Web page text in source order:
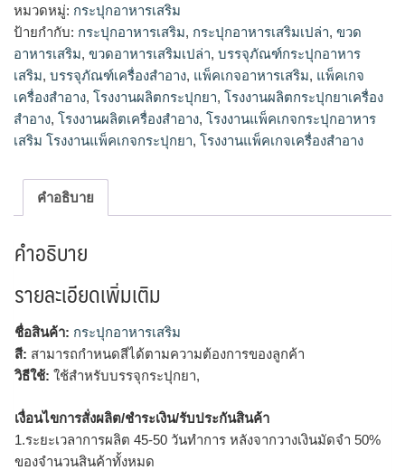
หมวดหมู่: กระปุกอาหารเสริม
ป้ายกำกับ: กระปุกอาหารเสริม, กระปุกอาหารเสริมเปล่า, ขวด
อาหารเสริม, ขวดอาหารเสริมเปล่า, บรรจุภัณฑ์กระปุกอาหาร
เสริม, บรรจุภัณฑ์เครื่องสำอาง, แพ็คเกจอาหารเสริม, แพ็คเกจ
เครื่องสำอาง, โรงงานผลิตกระปุกยา, โรงงานผลิตกระปุกยาเครื่อง
สำอาง, โรงงานผลิตเครื่องสำอาง, โรงงานแพ็คเกจกระปุกอาหาร
เสริม โรงงานแพ็คเกจกระปุกยา, โรงงานแพ็คเกจเครื่องสำอาง
คำอธิบาย
คำอธิบาย
รายละเอียดเพิ่มเติม
ชื่อสินค้า: กระปุกอาหารเสริม
สี: สามารถกำหนดสีได้ตามความต้องการของลูกค้า
วิธีใช้: ใช้สำหรับบรรจุกระปุกยา,
เงื่อนไขการสั่งผลิต/ชำระเงิน/รับประกันสินค้า
1.ระยะเวลาการผลิต 45-50 วันทำการ หลังจากวางเงินมัดจำ 50%
ของจำนวนสินค้าทั้งหมด